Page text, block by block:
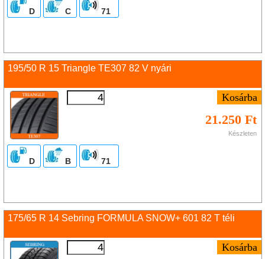
D C 71
195/50 R 15 Triangle TE307 82 V nyári
21.250 Ft
Készleten
D B 71
175/65 R 14 Sebring FORMULA SNOW+ 601 82 T téli